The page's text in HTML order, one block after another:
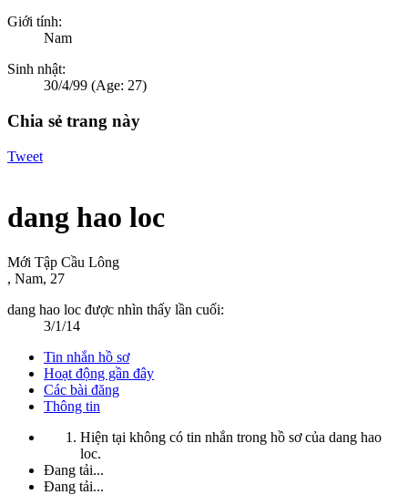
Giới tính:
Nam
Sinh nhật:
30/4/99 (Age: 27)
Chia sẻ trang này
Tweet
dang hao loc
Mới Tập Cầu Lông
, Nam, 27
dang hao loc được nhìn thấy lần cuối:
3/1/14
Tin nhắn hồ sơ
Hoạt động gần đây
Các bài đăng
Thông tin
Hiện tại không có tin nhắn trong hồ sơ của dang hao
loc.
Đang tải...
Đang tải...